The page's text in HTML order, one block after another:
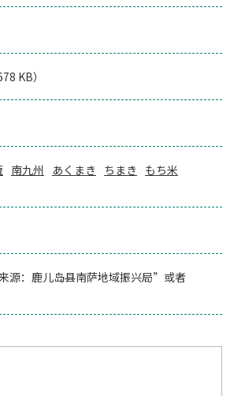
KB）
南九州 あくまき ちまき
もち米
源：鹿儿岛县南萨地域振兴局”或者